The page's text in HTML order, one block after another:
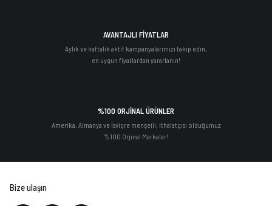
AVANTAJLI FİYATLAR
Aylık ve haftalık aktif kampanyalarımızı takip edin,
en uygun fiyatlardan yararlanın!
%100 ORJİNAL ÜRÜNLER
Amerika, Almanya ve İsviçre menşeili, ithalatçısı olduğumuz
%100 Orjinal Markalar!
Bize ulaşın